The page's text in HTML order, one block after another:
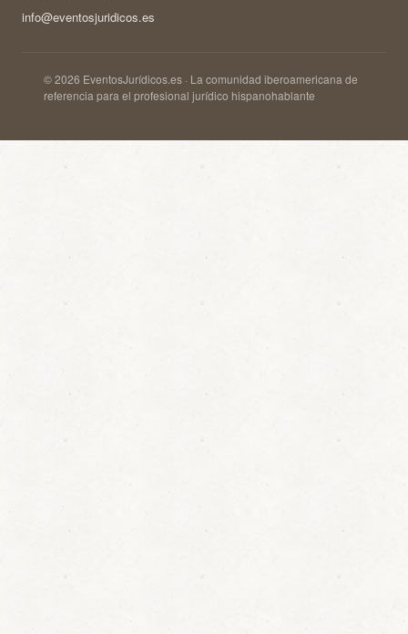
info@eventosjuridicos.es
© 2026 EventosJurídicos.es · La comunidad iberoamericana de
referencia para el profesional jurídico hispanohablante